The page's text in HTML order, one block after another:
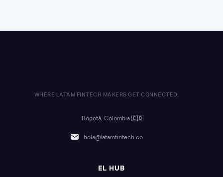
WHERE LATAM FINTECH MAKERS GET CONNECTED.
Bogotá, Colombia 🇨🇴
hola@latamfintech.co
EL HUB